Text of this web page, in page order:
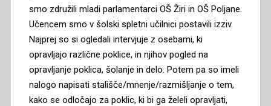
smo združili mladi parlamentarci OŠ Žiri in OŠ Poljane.
Učencem smo v šolski spletni učilnici postavili izziv.
Najprej so si ogledali intervjuje z osebami, ki
opravljajo različne poklice, in njihov pogled na
opravljanje poklica, šolanje in delo. Potem pa so imeli
nalogo napisati stališče/mnenje/razmišljanje o tem,
kako se odločajo za poklic, ki bi ga želeli opravljati,